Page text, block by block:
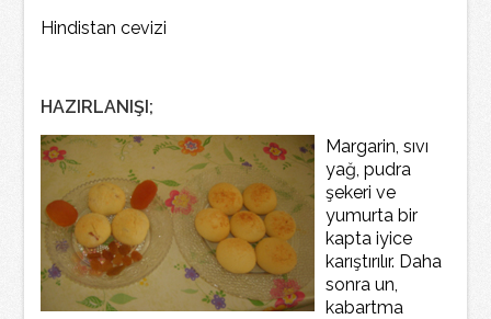
Hindistan cevizi
HAZIRLANIŞI;
Margarin, sıvı
yağ, pudra
şekeri ve
yumurta bir
kapta iyice
karıştırılır. Daha
sonra un,
kabartma